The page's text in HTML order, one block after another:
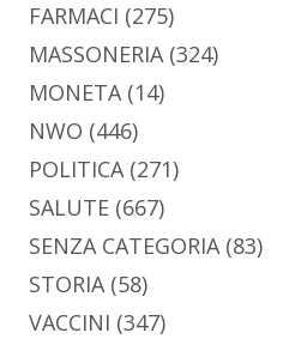
FARMACI (275)
MASSONERIA(324)
MONETA(14)
NWO (446)
POLITICA(271)
SALUTE (667)
SENZA CATEGORIA(83)
STORIA(58)
VACCINI (347)